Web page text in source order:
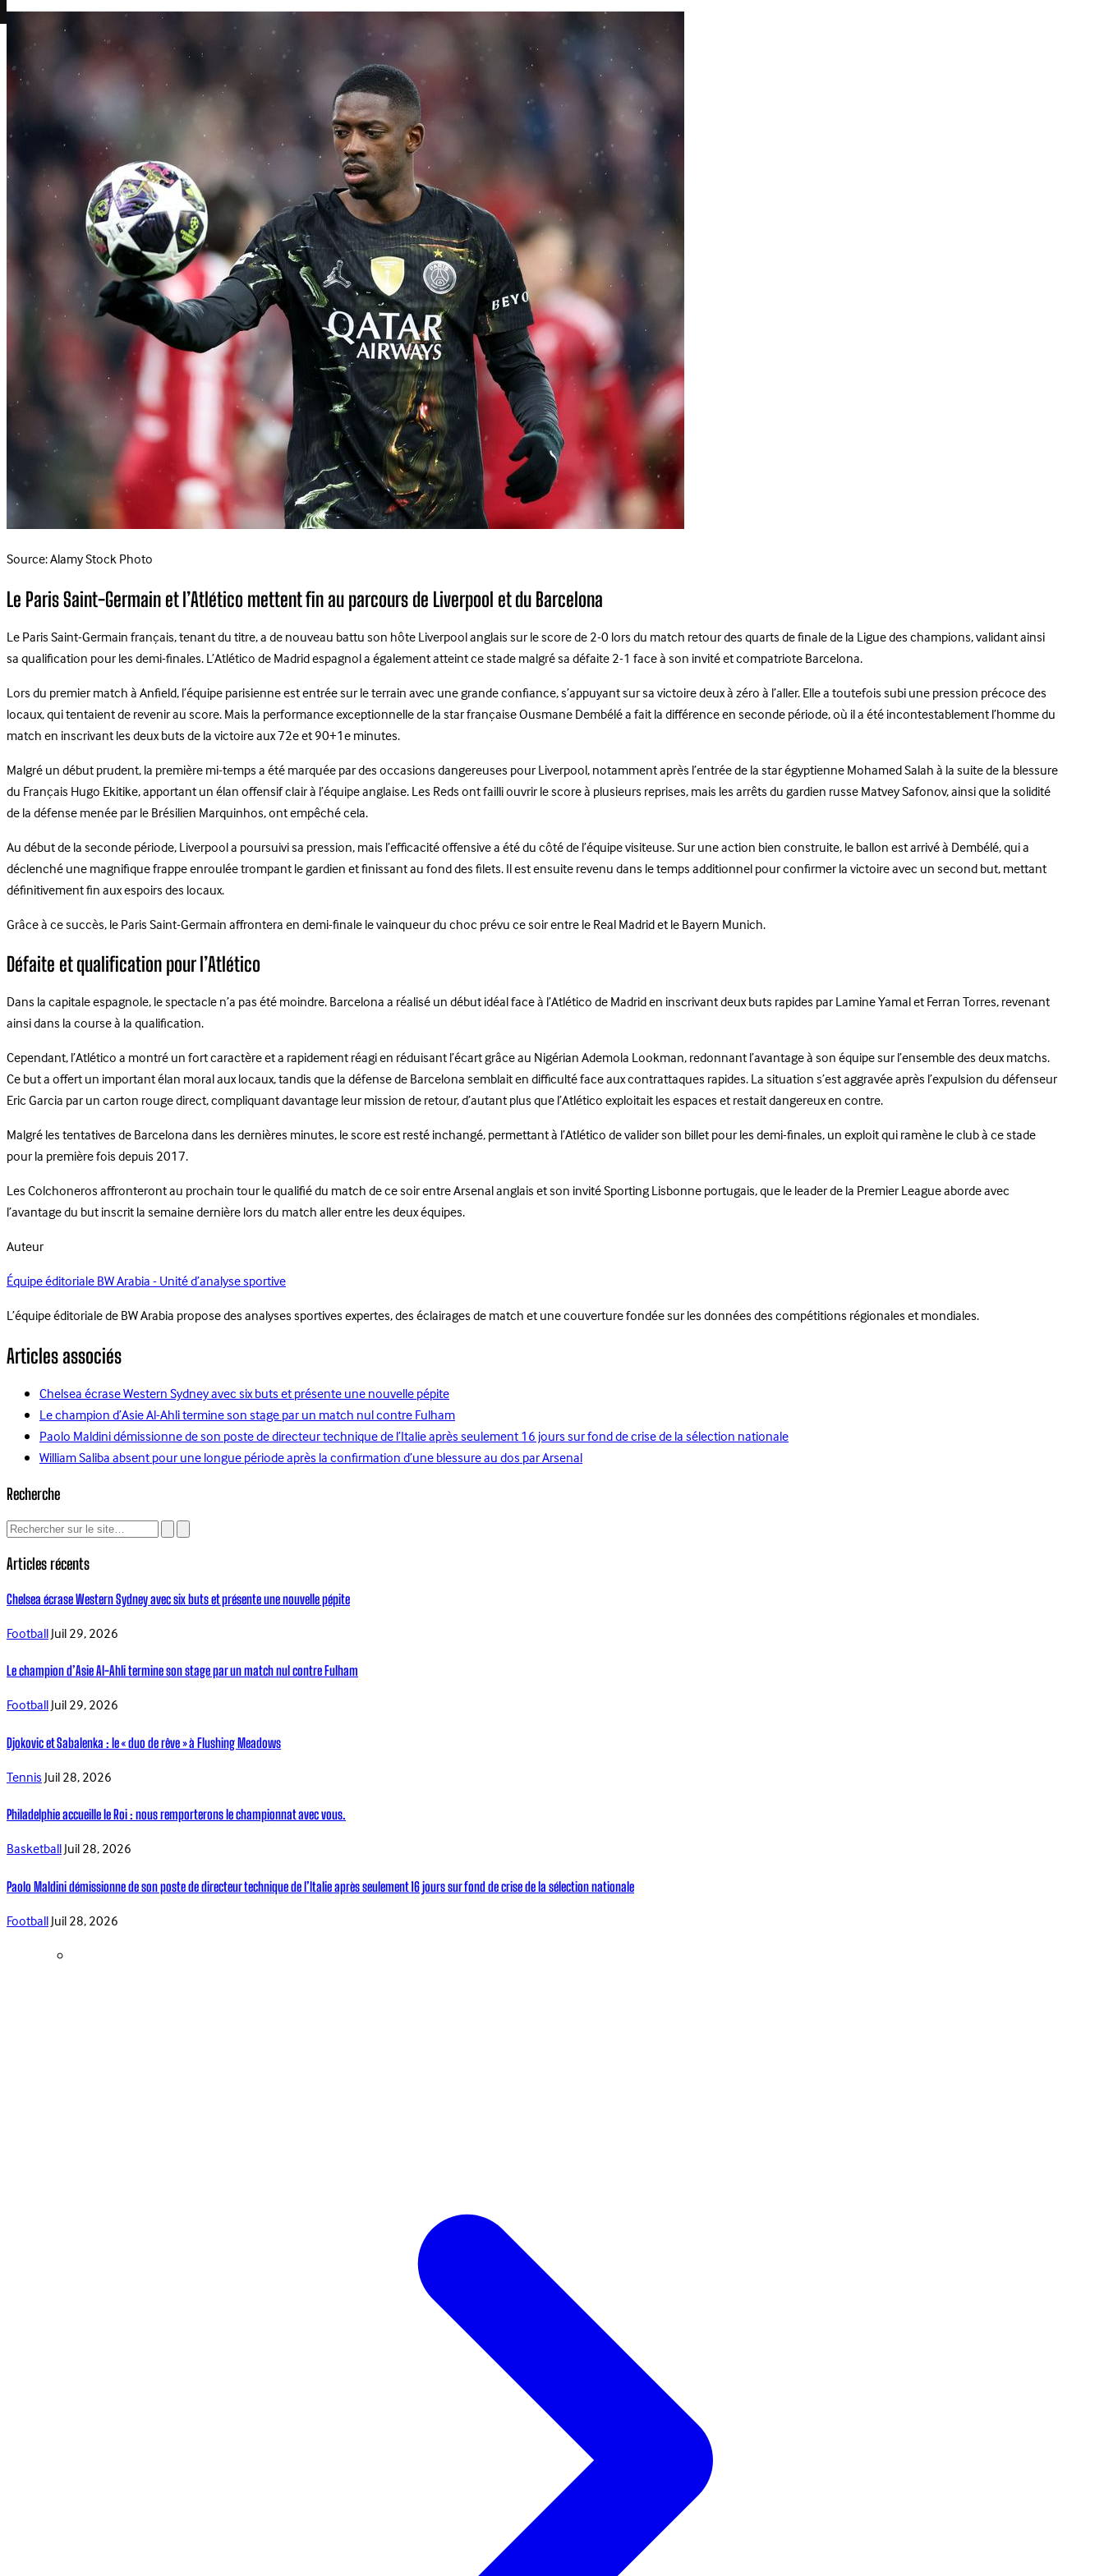
Source: Alamy Stock Photo
Le Paris Saint-Germain et l’Atlético mettent fin au parcours de Liverpool et du Barcelona
Le Paris Saint-Germain français, tenant du titre, a de nouveau battu son hôte Liverpool anglais sur le score de 2-0 lors du match retour des quarts de finale de la Ligue des champions, validant ainsi
sa qualification pour les demi-finales. L’Atlético de Madrid espagnol a également atteint ce stade malgré sa défaite 2-1 face à son invité et compatriote Barcelona.
Lors du premier match à Anfield, l’équipe parisienne est entrée sur le terrain avec une grande confiance, s’appuyant sur sa victoire deux à zéro à l’aller. Elle a toutefois subi une pression précoce des
locaux, qui tentaient de revenir au score. Mais la performance exceptionnelle de la star française Ousmane Dembélé a fait la différence en seconde période, où il a été incontestablement l’homme du
match en inscrivant les deux buts de la victoire aux 72e et 90+1e minutes.
Malgré un début prudent, la première mi-temps a été marquée par des occasions dangereuses pour Liverpool, notamment après l’entrée de la star égyptienne Mohamed Salah à la suite de la blessure
du Français Hugo Ekitike, apportant un élan offensif clair à l’équipe anglaise. Les Reds ont failli ouvrir le score à plusieurs reprises, mais les arrêts du gardien russe Matvey Safonov, ainsi que la solidité
de la défense menée par le Brésilien Marquinhos, ont empêché cela.
Au début de la seconde période, Liverpool a poursuivi sa pression, mais l’efficacité offensive a été du côté de l’équipe visiteuse. Sur une action bien construite, le ballon est arrivé à Dembélé, qui a
déclenché une magnifique frappe enroulée trompant le gardien et finissant au fond des filets. Il est ensuite revenu dans le temps additionnel pour confirmer la victoire avec un second but, mettant
définitivement fin aux espoirs des locaux.
Grâce à ce succès, le Paris Saint-Germain affrontera en demi-finale le vainqueur du choc prévu ce soir entre le Real Madrid et le Bayern Munich.
Défaite et qualification pour l’Atlético
Dans la capitale espagnole, le spectacle n’a pas été moindre. Barcelona a réalisé un début idéal face à l’Atlético de Madrid en inscrivant deux buts rapides par Lamine Yamal et Ferran Torres, revenant
ainsi dans la course à la qualification.
Cependant, l’Atlético a montré un fort caractère et a rapidement réagi en réduisant l’écart grâce au Nigérian Ademola Lookman, redonnant l’avantage à son équipe sur l’ensemble des deux matchs.
Ce but a offert un important élan moral aux locaux, tandis que la défense de Barcelona semblait en difficulté face aux contrattaques rapides. La situation s’est aggravée après l’expulsion du défenseur
Eric Garcia par un carton rouge direct, compliquant davantage leur mission de retour, d’autant plus que l’Atlético exploitait les espaces et restait dangereux en contre.
Malgré les tentatives de Barcelona dans les dernières minutes, le score est resté inchangé, permettant à l’Atlético de valider son billet pour les demi-finales, un exploit qui ramène le club à ce stade
pour la première fois depuis 2017.
Les Colchoneros affronteront au prochain tour le qualifié du match de ce soir entre Arsenal anglais et son invité Sporting Lisbonne portugais, que le leader de la Premier League aborde avec
l’avantage du but inscrit la semaine dernière lors du match aller entre les deux équipes.
Auteur
Équipe éditoriale BW Arabia - Unité d’analyse sportive
L’équipe éditoriale de BW Arabia propose des analyses sportives expertes, des éclairages de match et une couverture fondée sur les données des compétitions régionales et mondiales.
Articles associés
Chelsea écrase Western Sydney avec six buts et présente une nouvelle pépite
Le champion d’Asie Al-Ahli termine son stage par un match nul contre Fulham
Paolo Maldini démissionne de son poste de directeur technique de l’Italie après seulement 16 jours sur fond de crise de la sélection nationale
William Saliba absent pour une longue période après la confirmation d’une blessure au dos par Arsenal
Recherche
Articles récents
Chelsea écrase Western Sydney avec six buts et présente une nouvelle pépite
FootballJuil 29, 2026
Le champion d’Asie Al-Ahli termine son stage par un match nul contre Fulham
FootballJuil 29, 2026
Djokovic et Sabalenka : le « duo de rêve » à Flushing Meadows
TennisJuil 28, 2026
Philadelphie accueille le Roi : nous remporterons le championnat avec vous.
BasketballJuil 28, 2026
Paolo Maldini démissionne de son poste de directeur technique de l’Italie après seulement 16 jours sur fond de crise de la sélection nationale
FootballJuil 28, 2026